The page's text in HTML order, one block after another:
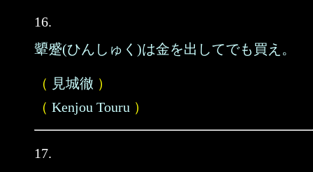
16.
顰蹙(ひんしゅく)は金を出してでも買え。
（ 見城徹 ）
（ Kenjou Touru ）
17.